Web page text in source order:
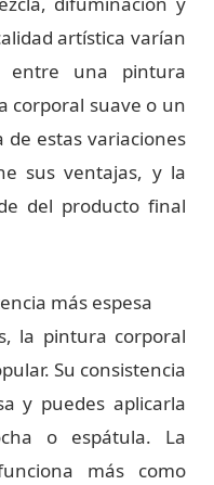
artística varían
entre una pintura
corporal suave o un
estas variaciones
sus ventajas, y la
del producto final
más espesa
la pintura corporal
Su consistencia
y puedes aplicarla
o espátula. La
más como